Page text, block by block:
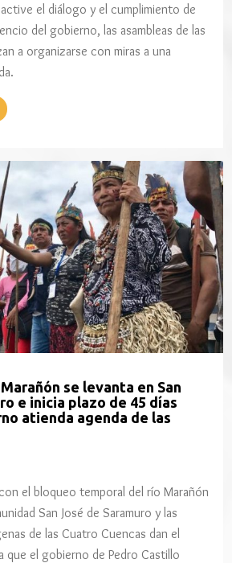
el diálogo y el cumplimiento de
del gobierno, las asambleas de las
a organizarse con miras a una
se levanta en San
e inicia plazo de 45 días
atienda agenda de las
el bloqueo temporal del río Marañón
San José de Saramuro y las
de las Cuatro Cuencas dan el
que el gobierno de Pedro Castillo